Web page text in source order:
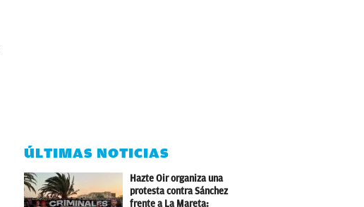
ÚLTIMAS NOTICIAS
Hazte Oir organiza una
protesta contra Sánchez
frente a La Mareta: